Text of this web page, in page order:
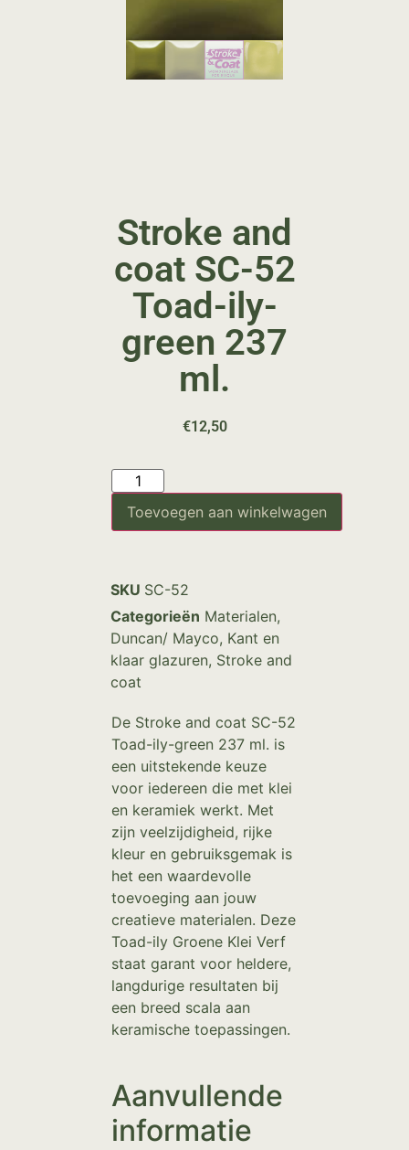
Stroke and
coat SC-52
Toad-ily-
green 237
ml.
€12,50
Toevoegen aan winkelwagen
SKU SC-52
Categorieën Materialen,
Duncan/ Mayco, Kant en
klaar glazuren, Stroke and
coat
De Stroke and coat SC-52
Toad-ily-green 237 ml. is
een uitstekende keuze
voor iedereen die met klei
en keramiek werkt. Met
zijn veelzijdigheid, rijke
kleur en gebruiksgemak is
het een waardevolle
toevoeging aan jouw
creatieve materialen. Deze
Toad-ily Groene Klei Verf
staat garant voor heldere,
langdurige resultaten bij
een breed scala aan
keramische toepassingen.
Aanvullende
informatie